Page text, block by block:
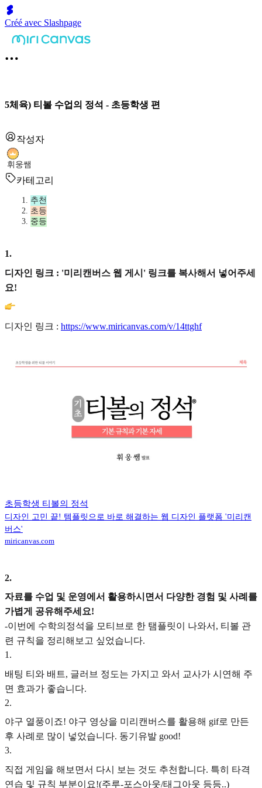
Créé avec Slashpage
5체육) 티볼 수업의 정석 - 초등학생 편
작성자
휘웅쌤
카테고리
추천
초등
중등
1.
디자인 링크 : '미리캔버스 웹 게시' 링크를 복사해서 넣어주세
요!
디자인 링크 : https://www.miricanvas.com/v/14ttghf
초등학생 티볼의 정석
디자인 고민 끝! 템플릿으로 바로 해결하는 웹 디자인 플랫폼 '미리캔
버스'
miricanvas.com
2.
자료를 수업 및 운영에서 활용하시면서 다양한 경험 및 사례를
가볍게 공유해주세요!
-이번에 수학의정석을 모티브로 한 탬플릿이 나와서, 티볼 관
련 규칙을 정리해보고 싶었습니다.
1 .
배팅 티와 배트, 글러브 정도는 가지고 와서 교사가 시연해 주
면 효과가 좋습니다.
2.
야구 열풍이죠! 야구 영상을 미리캔버스를 활용해 gif로 만든
후 사례로 많이 넣었습니다. 동기유발 good!
3.
직접 게임을 해보면서 다시 보는 것도 추천합니다. 특히 타격
연습 및 규칙 부분이요!(주루-포스아웃/태그아웃 등등..)